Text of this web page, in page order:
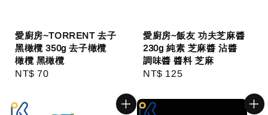
愛廚房~TORRENT 去子
黑橄欖 350g 去子橄欖
橄欖 黑橄欖
Regular
NT$ 70
愛廚房~飯友 功夫芝麻醬
230g 純素 芝麻醬 沾醬
調味醬 醬料 芝麻
Regular
NT$ 125